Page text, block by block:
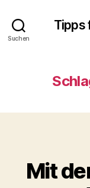
Suchen
Tipps
Mit